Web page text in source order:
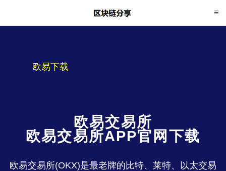
欧易下载
欧易交易所
欧易交易所APP官网下载
欧易交易所(OKX)是最老牌的比特、莱特、以太交易